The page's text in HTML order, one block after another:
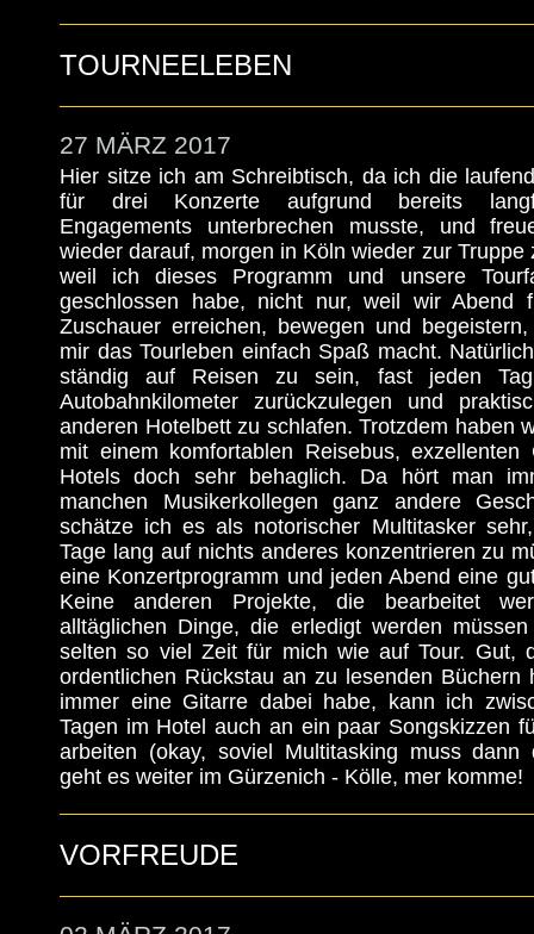
TOURNEELEBEN
27 MÄRZ 2017
Hier sitze ich am Schreibtisch, da ich die
für drei Konzerte aufgrund bereits
Engagements unterbrechen musste, und
wieder darauf, morgen in Köln wieder zur Truppe
weil ich dieses Programm und unsere
geschlossen habe, nicht nur, weil wir Abend
Zuschauer erreichen, bewegen und
mir das Tourleben einfach Spaß macht.
ständig auf Reisen zu sein, fast jeden
Autobahnkilometer zurückzulegen und
anderen Hotelbett zu schlafen. Trotzdem haben
mit einem komfortablen Reisebus, exzellenten
Hotels doch sehr behaglich. Da hört man
manchen Musikerkollegen ganz andere
schätze ich es als notorischer Multitasker
Tage lang auf nichts anderes konzentrieren zu
eine Konzertprogramm und jeden Abend eine
Keine anderen Projekte, die bearbeitet
alltäglichen Dinge, die erledigt werden
selten so viel Zeit für mich wie auf Tour. Gut,
ordentlichen Rückstau an zu lesenden
immer eine Gitarre dabei habe, kann ich
Tagen im Hotel auch an ein paar Songskizzen
arbeiten (okay, soviel Multitasking muss dann
geht es weiter im Gürzenich - Kölle, mer komme!
VORFREUDE